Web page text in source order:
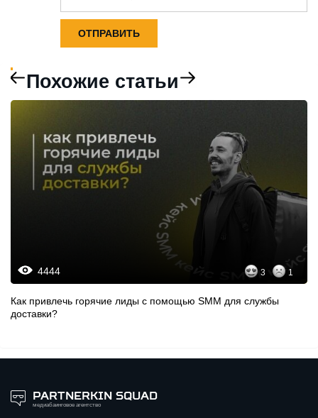
Похожие статьи
4444 3 1
Как привлечь горячие лиды с помощью SММ для службы
доставки?
PARTNERKIN SQUAD
медиабаинговое агентство